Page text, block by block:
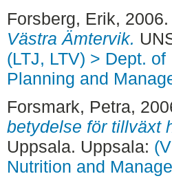
Forsberg, Erik,
Västra Ämtervik.
(LTJ, LTV) > Dept.
Planning and
Forsmark, Petra,
betydelse för tillväxt
Uppsala. Uppsala:
Nutrition and